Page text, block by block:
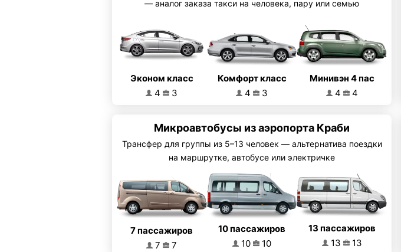
— аналог заказа такси на человека, пару или семью
Эконом класс
4
3
Комфорт класс
4
3
Минивэн 4 пас
4
4
Микроавтобусы из аэропорта Краби
Трансфер для группы из 5–13 человек — альтернатива поездки
на маршрутке, автобусе или электричке
7 пассажиров
7
7
10 пассажиров
10
10
13 пассажиров
13
13